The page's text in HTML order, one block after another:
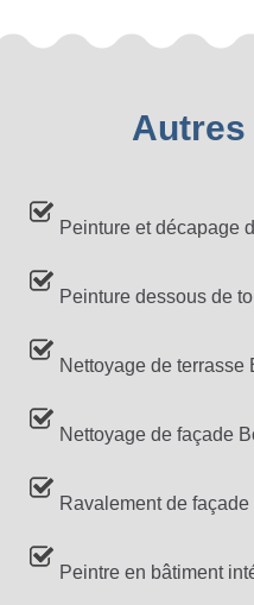
Peinture et décapage
Peinture dessous de
Nettoyage de terrasse
Nettoyage de façade
Ravalement de
Peintre en bâtiment